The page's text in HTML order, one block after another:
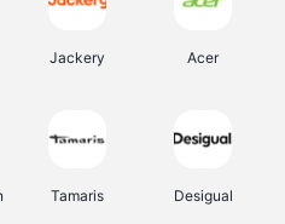
Jackery Acer
Tamaris Desigual